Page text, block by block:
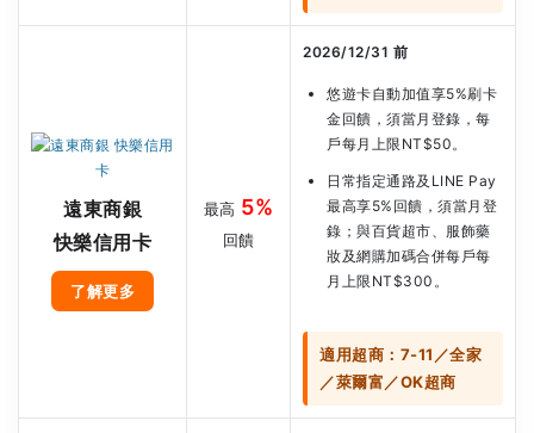
遠東商銀
快樂信用卡
了解更多
最高 5%
回饋
2026/12/31 前
悠遊卡自動加值享5%刷卡
金回饋，須當月登錄，每
戶每月上限NT$50。
日常指定通路及LINE Pay
最高享5%回饋，須當月登
錄；與百貨超市、服飾藥
妝及網購加碼合併每戶每
月上限NT$300。
適用超商：7-11／全家
／萊爾富／OK超商